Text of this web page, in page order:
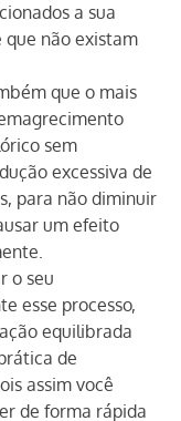
a sua
que não existam
que o mais
sem
excessiva de
para não diminuir
um efeito
o seu
esse processo,
equilibrada
de
assim você
de forma rápida